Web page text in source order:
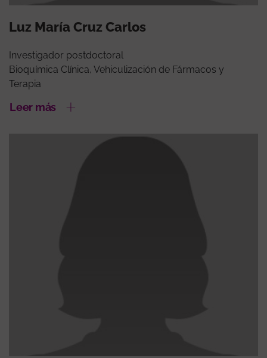
Luz María Cruz Carlos
Investigador postdoctoral
Bioquímica Clínica, Vehiculización de Fármacos y
Terapia
Leer más